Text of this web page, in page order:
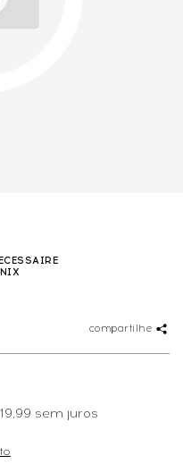
compartilhe
sem juros